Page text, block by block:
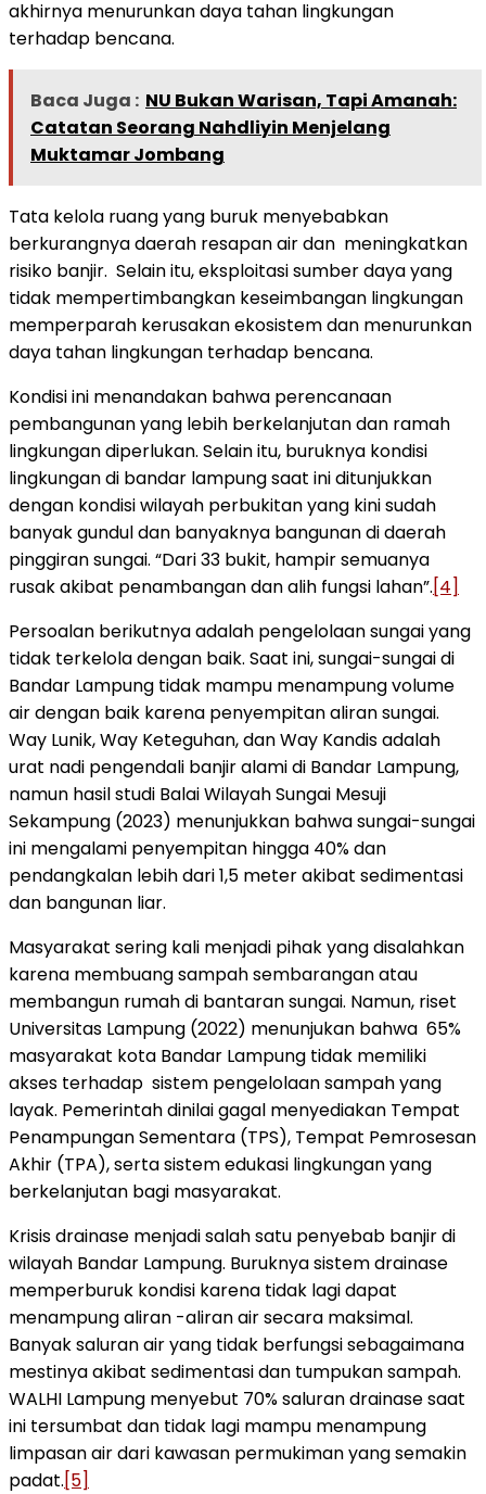
akhirnya menurunkan daya tahan lingkungan
terhadap bencana.
Baca Juga : NU Bukan Warisan, Tapi Amanah:
Catatan Seorang Nahdliyin Menjelang
Muktamar Jombang
Tata kelola ruang yang buruk menyebabkan
berkurangnya daerah resapan air dan meningkatkan
risiko banjir. Selain itu, eksploitasi sumber daya yang
tidak mempertimbangkan keseimbangan lingkungan
memperparah kerusakan ekosistem dan menurunkan
daya tahan lingkungan terhadap bencana.
Kondisi ini menandakan bahwa perencanaan
pembangunan yang lebih berkelanjutan dan ramah
lingkungan diperlukan. Selain itu, buruknya kondisi
lingkungan di bandar lampung saat ini ditunjukkan
dengan kondisi wilayah perbukitan yang kini sudah
banyak gundul dan banyaknya bangunan di daerah
pinggiran sungai. “Dari 33 bukit, hampir semuanya
rusak akibat penambangan dan alih fungsi lahan”.[4]
Persoalan berikutnya adalah pengelolaan sungai yang
tidak terkelola dengan baik. Saat ini, sungai-sungai di
Bandar Lampung tidak mampu menampung volume
air dengan baik karena penyempitan aliran sungai.
Way Lunik, Way Keteguhan, dan Way Kandis adalah
urat nadi pengendali banjir alami di Bandar Lampung,
namun hasil studi Balai Wilayah Sungai Mesuji
Sekampung (2023) menunjukkan bahwa sungai-sungai
ini mengalami penyempitan hingga 40% dan
pendangkalan lebih dari 1,5 meter akibat sedimentasi
dan bangunan liar.
Masyarakat sering kali menjadi pihak yang disalahkan
karena membuang sampah sembarangan atau
membangun rumah di bantaran sungai. Namun, riset
Universitas Lampung (2022) menunjukan bahwa 65%
masyarakat kota Bandar Lampung tidak memiliki
akses terhadap sistem pengelolaan sampah yang
layak. Pemerintah dinilai gagal menyediakan Tempat
Penampungan Sementara (TPS), Tempat Pemrosesan
Akhir (TPA), serta sistem edukasi lingkungan yang
berkelanjutan bagi masyarakat.
Krisis drainase menjadi salah satu penyebab banjir di
wilayah Bandar Lampung. Buruknya sistem drainase
memperburuk kondisi karena tidak lagi dapat
menampung aliran -aliran air secara maksimal.
Banyak saluran air yang tidak berfungsi sebagaimana
mestinya akibat sedimentasi dan tumpukan sampah.
WALHI Lampung menyebut 70% saluran drainase saat
ini tersumbat dan tidak lagi mampu menampung
limpasan air dari kawasan permukiman yang semakin
padat.[5]